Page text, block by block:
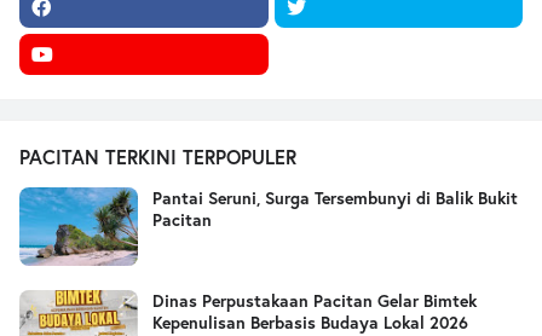
PACITAN TERKINI TERPOPULER
Pantai Seruni, Surga Tersembunyi di Balik Bukit
Pacitan
Dinas Perpustakaan Pacitan Gelar Bimtek
Kepenulisan Berbasis Budaya Lokal 2026